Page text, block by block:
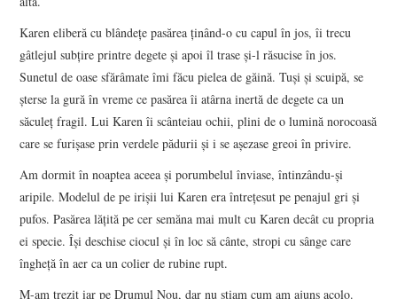
Karen eliberă cu blândețe pasărea ținând-o cu capul în jos, îi trecu
gâtlejul subțire printre degete și apoi îl trase și-l răsucise în jos.
Sunetul de oase sfărâmate îmi făcu pielea de găină. Tuși și scuipă, se
șterse la gură în vreme ce pasărea îi atârna inertă de degete ca un
săculeț fragil. Lui Karen îi scânteiau ochii, plini de o lumină norocoasă
care se furișase prin verdele pădurii și i se așezase greoi în privire.
Am dormit în noaptea aceea și porumbelul înviase, întinzându-și
aripile. Modelul de pe irișii lui Karen era întrețesut pe penajul gri și
pufos. Pasărea lățită pe cer semăna mai mult cu Karen decât cu propria
ei specie. Își deschise ciocul și în loc să cânte, stropi cu sânge care
îngheță în aer ca un colier de rubine rupt.
M-am trezit iar pe Drumul Nou, dar nu știam cum am ajuns acolo.